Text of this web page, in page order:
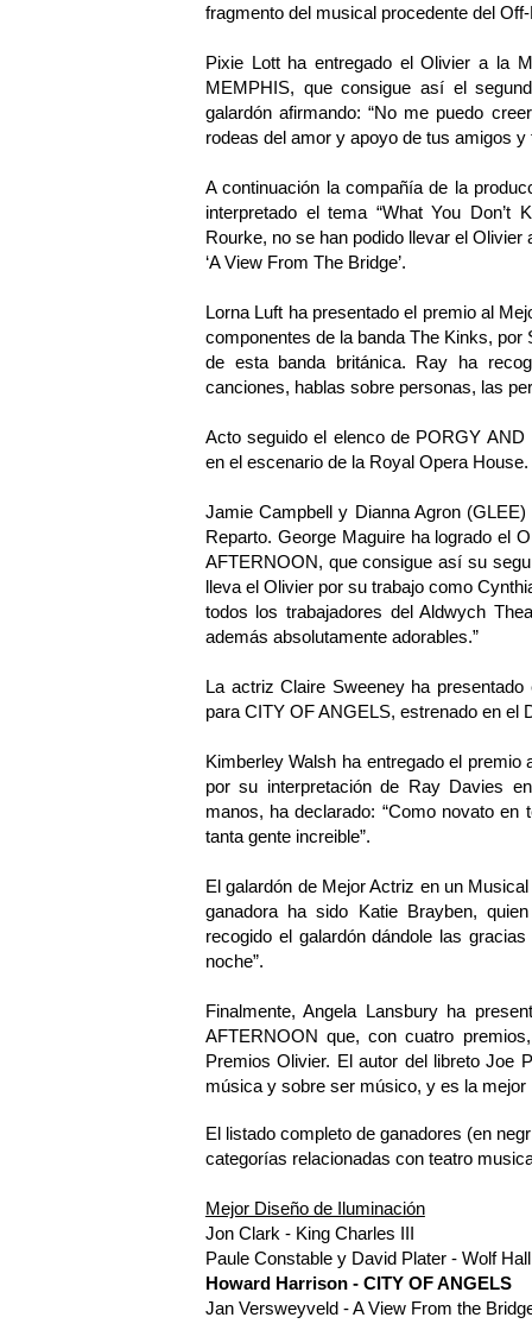
fragmento del musical procedente del
Pixie Lott ha entregado el Olivier a la
MEMPHIS, que consigue así el
galardón afirmando: “No me puedo
rodeas del amor y apoyo de tus amigos y
A continuación la compañía de la
interpretado el tema “What You Don’t
Rourke, no se han podido llevar el
‘A View From The Bridge’.
Lorna Luft ha presentado el premio al
componentes de la banda The Kinks,
de esta banda británica. Ray ha
canciones, hablas sobre personas, las
Acto seguido el elenco de PORGY AND
en el escenario de la Royal Opera House.
Jamie Campbell y Dianna Agron
Reparto. George Maguire ha logrado el
AFTERNOON, que consigue así su
lleva el Olivier por su trabajo como
todos los trabajadores del Aldwych
además absolutamente adorables.”
La actriz Claire Sweeney ha
para CITY OF ANGELS, estrenado en el
Kimberley Walsh ha entregado el
por su interpretación de Ray Davies
manos, ha declarado: “Como novato
tanta gente increible”.
El galardón de Mejor Actriz en un
ganadora ha sido Katie Brayben,
recogido el galardón dándole las
noche”.
Finalmente, Angela Lansbury ha
AFTERNOON que, con cuatro
Premios Olivier. El autor del libreto Joe
música y sobre ser músico, y es la mejor
El listado completo de ganadores (en
categorías relacionadas con teatro
Mejor Diseño de Iluminación
Jon Clark - King Charles III
Paule Constable y David Plater - Wolf
Howard Harrison - CITY OF ANGELS
Jan Versweyveld - A View From the